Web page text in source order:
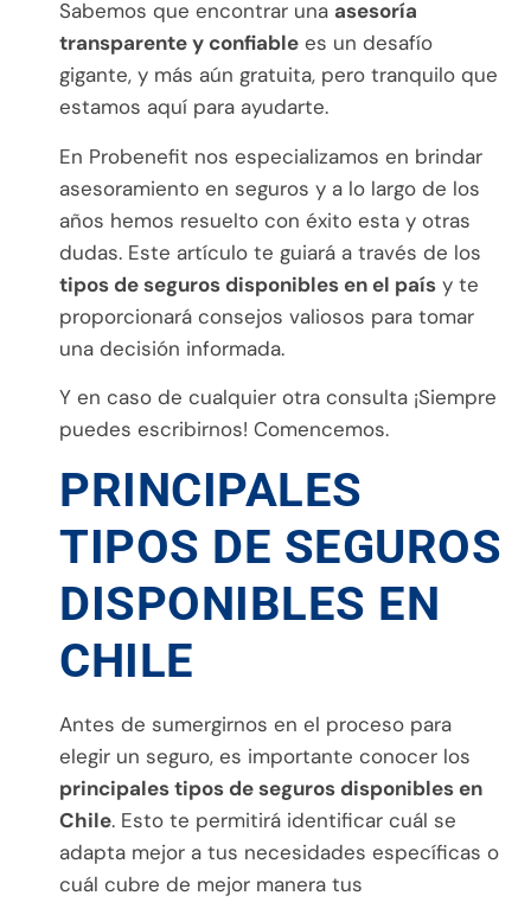
Sabemos que encontrar una asesoría
transparente y confiable es un desafío
gigante, y más aún gratuita, pero tranquilo que
estamos aquí para ayudarte.
En Probenefit nos especializamos en brindar
asesoramiento en seguros y a lo largo de los
años hemos resuelto con éxito esta y otras
dudas. Este artículo te guiará a través de los
tipos de seguros disponibles en el país y te
proporcionará consejos valiosos para tomar
una decisión informada.
Y en caso de cualquier otra consulta ¡Siempre
puedes escribirnos! Comencemos.
PRINCIPALES
TIPOS DE SEGUROS
DISPONIBLES EN
CHILE
Antes de sumergirnos en el proceso para
elegir un seguro, es importante conocer los
principales tipos de seguros disponibles en
Chile. Esto te permitirá identificar cuál se
adapta mejor a tus necesidades específicas o
cuál cubre de mejor manera tus